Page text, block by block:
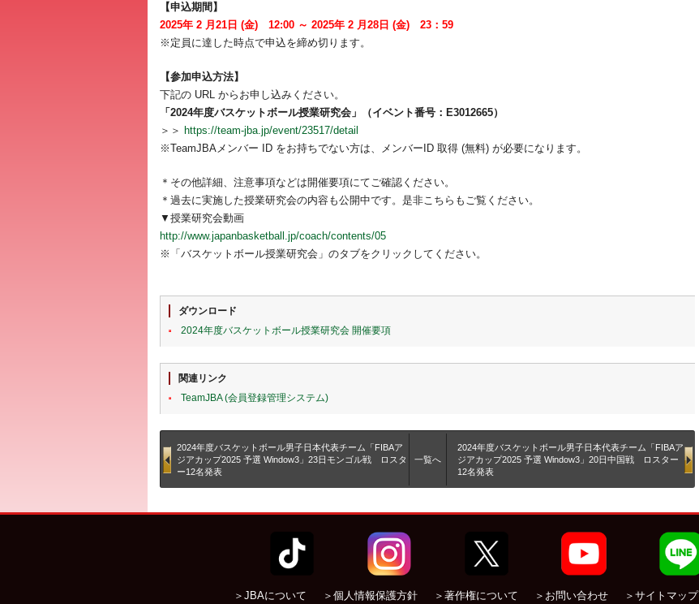
【申込期間】
2025年 2 月21日 (金) 12:00 ～ 2025年 2 月28日 (金) 23：59
※定員に達した時点で申込を締め切ります。
【参加申込方法】
下記の URL からお申し込みください。
「2024年度バスケットボール授業研究会」（イベント番号：E3012665）
＞＞ https://team-jba.jp/event/23517/detail
※TeamJBAメンバー ID をお持ちでない方は、メンバーID 取得 (無料) が必要になります。
＊その他詳細、注意事項などは開催要項にてご確認ください。
＊過去に実施した授業研究会の内容も公開中です。是非こちらもご覧ください。
▼授業研究会動画
http://www.japanbasketball.jp/coach/contents/05
※「バスケットボール授業研究会」のタブをクリックしてください。
ダウンロード
2024年度バスケットボール授業研究会 開催要項
関連リンク
TeamJBA (会員登録管理システム)
2024年度バスケットボール男子日本代表チーム「FIBAア
ジアカップ2025 予選 Window3」23日モンゴル戦 ロスタ
ー12名発表
一覧へ
2024年度バスケットボール男子日本代表チーム「FIBAア
ジアカップ2025 予選 Window3」20日中国戦 ロスター
12名発表
＞JBAについて ＞個人情報保護方針 ＞著作権について ＞お問い合わせ ＞サイトマップ